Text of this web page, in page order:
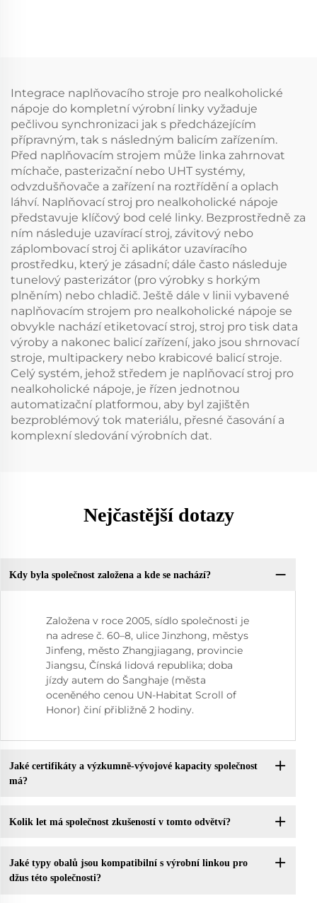
Integrace naplňovacího stroje pro nealkoholické
nápoje do kompletní výrobní linky vyžaduje
pečlivou synchronizaci jak s předcházejícím
přípravným, tak s následným balicím zařízením.
Před naplňovacím strojem může linka zahrnovat
míchače, pasterizační nebo UHT systémy,
odvzdušňovače a zařízení na roztřídění a oplach
láhví. Naplňovací stroj pro nealkoholické nápoje
představuje klíčový bod celé linky. Bezprostředně za
ním následuje uzavírací stroj, závitový nebo
záplombovací stroj či aplikátor uzavíracího
prostředku, který je zásadní; dále často následuje
tunelový pasterizátor (pro výrobky s horkým
plněním) nebo chladič. Ještě dále v linii vybavené
naplňovacím strojem pro nealkoholické nápoje se
obvykle nachází etiketovací stroj, stroj pro tisk data
výroby a nakonec balicí zařízení, jako jsou shrnovací
stroje, multipackery nebo krabicové balicí stroje.
Celý systém, jehož středem je naplňovací stroj pro
nealkoholické nápoje, je řízen jednotnou
automatizační platformou, aby byl zajištěn
bezproblémový tok materiálu, přesné časování a
komplexní sledování výrobních dat.
Nejčastější dotazy
Kdy byla společnost založena a kde se nachází?
Založena v roce 2005, sídlo společnosti je
na adrese č. 60–8, ulice Jinzhong, městys
Jinfeng, město Zhangjiagang, provincie
Jiangsu, Čínská lidová republika; doba
jízdy autem do Šanghaje (města
oceněného cenou UN-Habitat Scroll of
Honor) činí přibližně 2 hodiny.
Jaké certifikáty a výzkumně-vývojové kapacity společnost
má?
Kolik let má společnost zkušeností v tomto odvětví?
Jaké typy obalů jsou kompatibilní s výrobní linkou pro
džus této společnosti?